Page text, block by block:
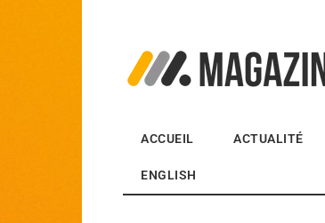
ACCUEIL ACTUALITÉ
ENGLISH